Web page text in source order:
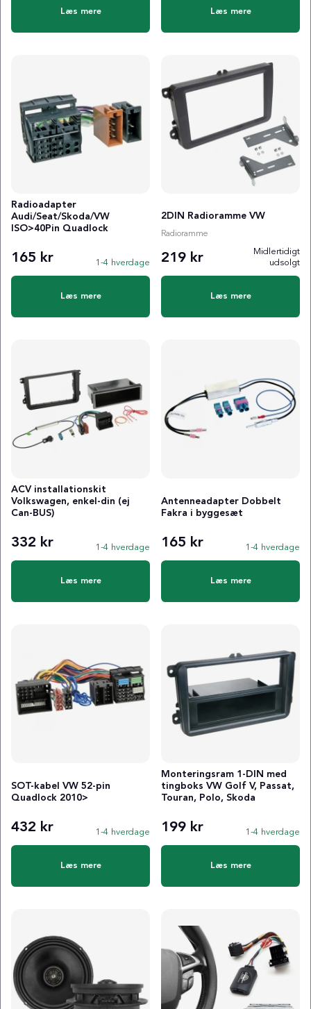
Læs mere Læs mere
Radioadapter
Audi/Seat/Skoda/VW
ISO>40Pin Quadlock
165 kr 1-4 hverdage
Læs mere
2DIN Radioramme VW
Radioramme
219 kr
Midlertidigt
udsolgt
Læs mere
ACV installationskit
Volkswagen, enkel-din (ej
Can-BUS)
332 kr 1-4 hverdage
Læs mere
Antenneadapter Dobbelt
Fakra i byggesæt
165 kr 1-4 hverdage
Læs mere
SOT-kabel VW 52-pin
Quadlock 2010>
432 kr 1-4 hverdage
Læs mere
Monteringsram 1-DIN med
tingboks VW Golf V, Passat,
Touran, Polo, Skoda
199 kr 1-4 hverdage
Læs mere